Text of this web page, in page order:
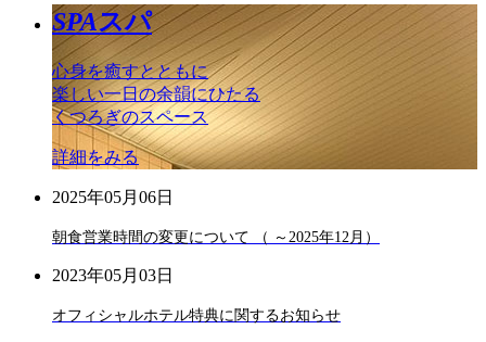
SPAスパ
心身を癒すとともに
楽しい一日の余韻にひたる
くつろぎのスペース
詳細をみる
2025年05月06日
朝食営業時間の変更について （ ～2025年12月）
2023年05月03日
オフィシャルホテル特典に関するお知らせ